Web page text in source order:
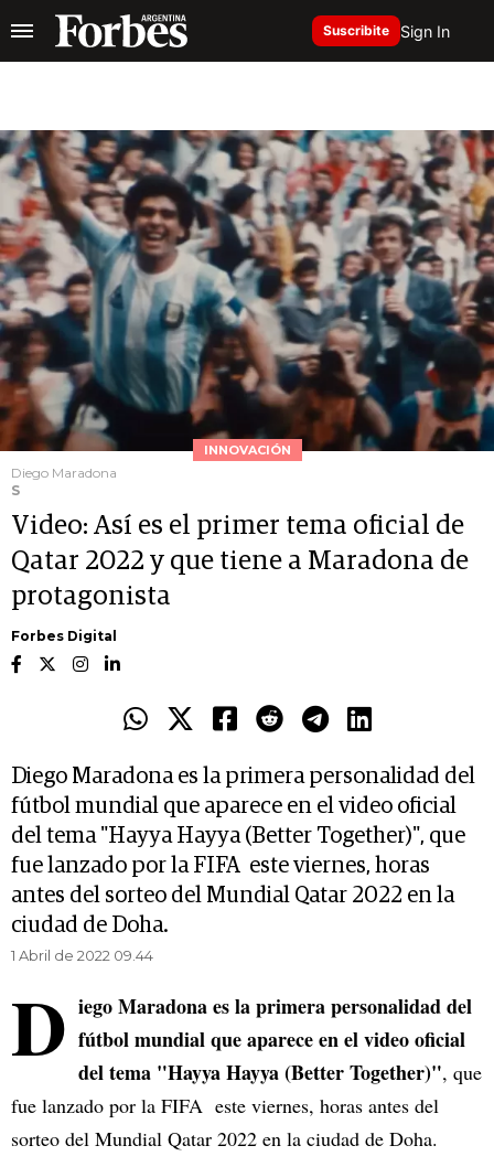
Suscribite Sign In
INNOVACIÓN
Diego Maradona
S
Video: Así es el primer tema oficial de
Qatar 2022 y que tiene a Maradona de
protagonista
Forbes Digital
Diego Maradona es la primera personalidad del
fútbol mundial que aparece en el video oficial
del tema "Hayya Hayya (Better Together)", que
fue lanzado por la FIFA este viernes, horas
antes del sorteo del Mundial Qatar 2022 en la
ciudad de Doha.
1 Abril de 2022 09.44
D iego Maradona es la primera personalidad del
fútbol mundial que aparece en el video oficial
del tema "Hayya Hayya (Better Together)", que
fue lanzado por la FIFA este viernes, horas antes del
sorteo del Mundial Qatar 2022 en la ciudad de Doha.